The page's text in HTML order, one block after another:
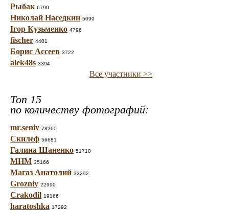
Рыбак 6790
Николай Наседкин 5090
Ігор Кузьменко 4796
fischer 4401
Борис Ассеев 3722
alek48s 3394
Все участники >>
Топ 15
по количеству фотографий:
mr.seniv 78260
Скилеф 56681
Галина Шаненко 51710
МНМ 35166
Магаз Анатолий 32292
Grozniy 22990
Crakodil 19166
haratoshka 17292